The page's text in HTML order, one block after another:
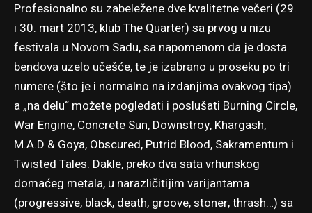
Profesionalno su zabeležene dve kvalitetne večeri (29.
i 30. mart 2013, klub The Quarter) sa prvog u nizu
festivala u Novom Sadu, sa napomenom da je dosta
bendova uzelo učešće, te je izabrano u proseku po tri
numere (što je i normalno na izdanjima ovakvog tipa)
a „na delu“ možete pogledati i poslušati Burning Circle,
War Engine, Concrete Sun, Downstroy, Khargash,
M.A.D & Goya, Obscured, Putrid Blood, Sakramentum i
Twisted Tales. Dakle, preko dva sata vrhunskog
domaćeg metala, u narazličitijim varijantama
(progressive, black, death, groove, stoner, thrash…) sa